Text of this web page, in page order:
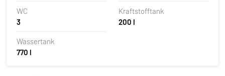
WC
3
Kraftstofftank
200 l
Wassertank
770 l